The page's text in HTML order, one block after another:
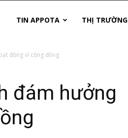
TIN APPOTA THỊ TRƯỜNG
động vì cộng đồng
đám hưởng